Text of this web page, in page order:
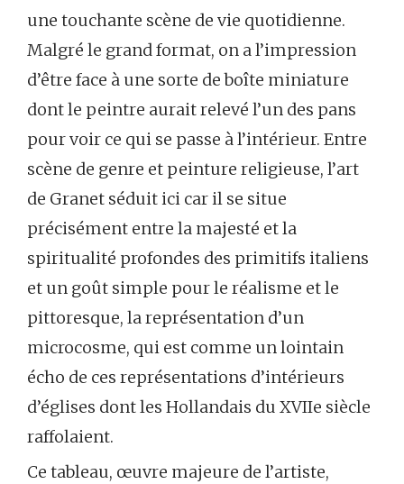
une touchante scène de vie quotidienne.
Malgré le grand format, on a l’impression
d’être face à une sorte de boîte miniature
dont le peintre aurait relevé l’un des pans
pour voir ce qui se passe à l’intérieur. Entre
scène de genre et peinture religieuse, l’art
de Granet séduit ici car il se situe
précisément entre la majesté et la
spiritualité profondes des primitifs italiens
et un goût simple pour le réalisme et le
pittoresque, la représentation d’un
microcosme, qui est comme un lointain
écho de ces représentations d’intérieurs
d’églises dont les Hollandais du XVIIe siècle
raffolaient.
Ce tableau, œuvre majeure de l’artiste,